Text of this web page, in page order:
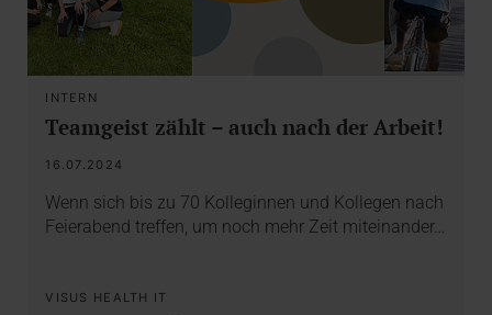
INTERN
Teamgeist zählt – auch nach der Arbeit!
16.07.2024
Wenn sich bis zu 70 Kolleginnen und Kollegen nach
Feierabend treffen, um noch mehr Zeit miteinander…
VISUS HEALTH IT